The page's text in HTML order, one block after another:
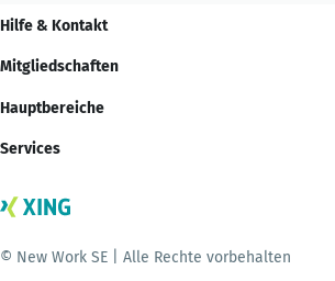
Hilfe & Kontakt
Mitgliedschaften
Hauptbereiche
Services
© New Work SE | Alle Rechte vorbehalten